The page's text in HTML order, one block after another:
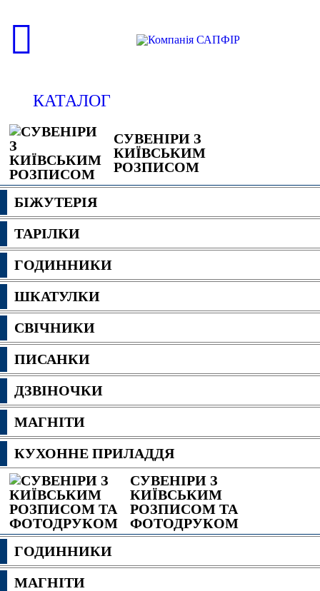
КАТАЛОГ
СУВЕНІРИ З
КИЇВСЬКИМ
РОЗПИСОМ
БІЖУТЕРІЯ
ТАРІЛКИ
ГОДИННИКИ
ШКАТУЛКИ
СВІЧНИКИ
ПИСАНКИ
ДЗВІНОЧКИ
МАГНІТИ
КУХОННЕ ПРИЛАДДЯ
СУВЕНІРИ З
КИЇВСЬКИМ
РОЗПИСОМ ТА
ФОТОДРУКОМ
ГОДИННИКИ
МАГНІТИ